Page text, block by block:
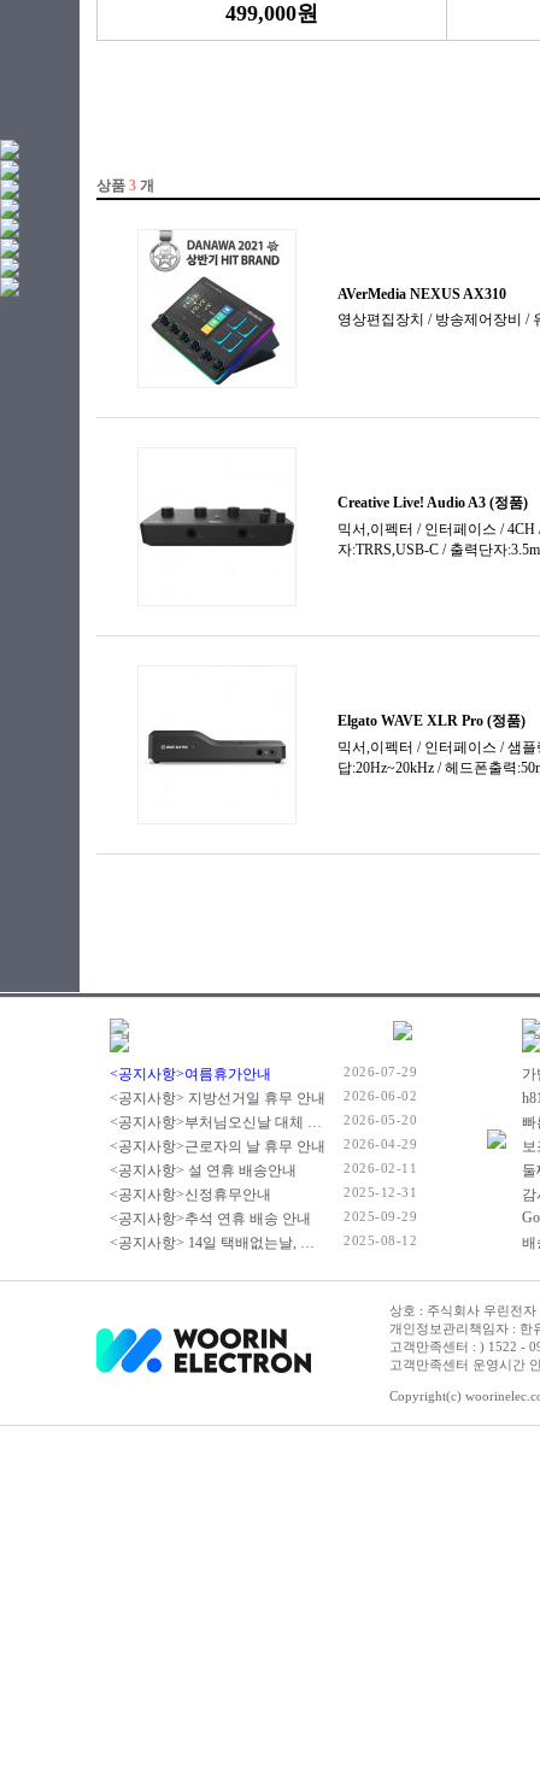
499,000원
<공지사항>여름휴가안내 2026-07-29
<공지사항> 지방선거일 휴무 안내 2026-06-02
<공지사항>부처님오신날 대체 휴무 안내 2026-05-20
<공지사항>근로자의 날 휴무 안내 2026-04-29
<공지사항> 설 연휴 배송안내 2026-02-11
<공지사항>신정휴무안내 2025-12-31
<공지사항>추석 연휴 배송 안내 2025-09-29
<공지사항> 14일 택배없는날, 광복절 휴무 배송 안내 2025-08-12
빠
감
상호 : 주식회사 우린전
개인정보관리책임자 : 한
고객만족센터 : ) 1522 -
고객만족센터 운영시간
Copyright(c)